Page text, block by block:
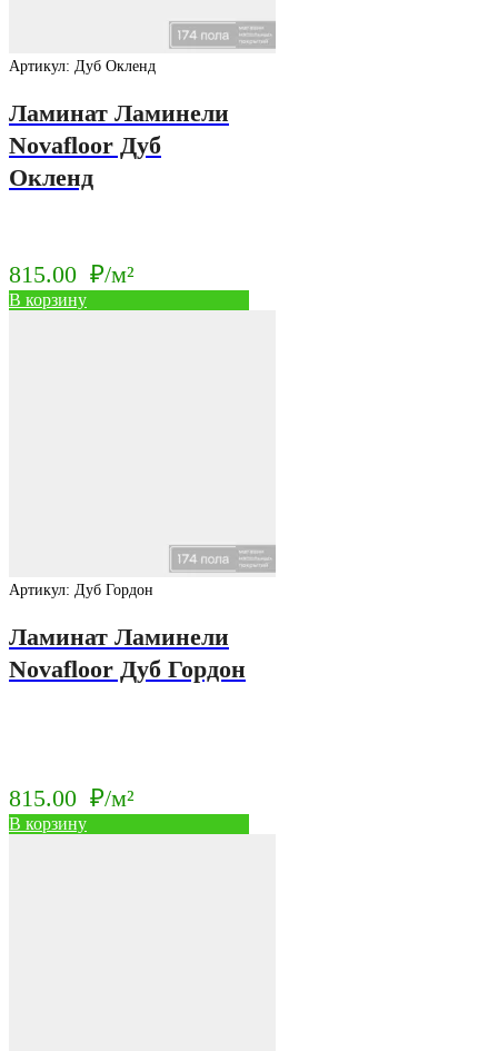
Артикул: Дуб Окленд
Ламинат Ламинели
Novafloor Дуб
Окленд
815.00 ₽/м²
В корзину
Артикул: Дуб Гордон
Ламинат Ламинели
Novafloor Дуб Гордон
815.00 ₽/м²
В корзину